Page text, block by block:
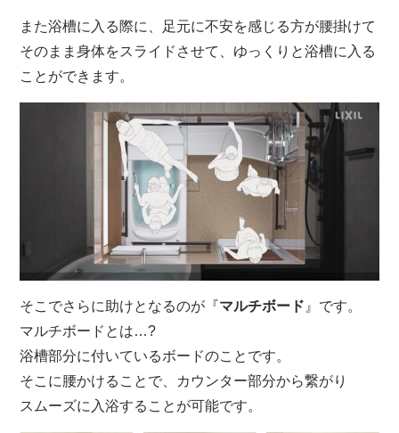
また浴槽に入る際に、足元に不安を感じる方が腰掛けて
そのまま身体をスライドさせて、ゆっくりと浴槽に入る
ことができます。
そこでさらに助けとなるのが『マルチボード 』です。
マルチボードとは…?
浴槽部分に付いているボードのことです。
そこに腰かけることで、カウンター部分から繋がり
スムーズに入浴することが可能です。